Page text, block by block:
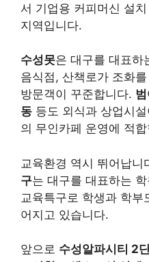
서 기업용 커피머신 설
지역입니다.
수성못은 대구를 대표하
음식점, 산책로가 조화
방문객이 꾸준합니다.
동 등도 외식과 상업시
의 무인카페 운영에 적
교육환경 역시 뛰어납니
구는 대구를 대표하는
교육특구로 학생과 학부
어지고 있습니다.
앞으로 수성알파시티 2